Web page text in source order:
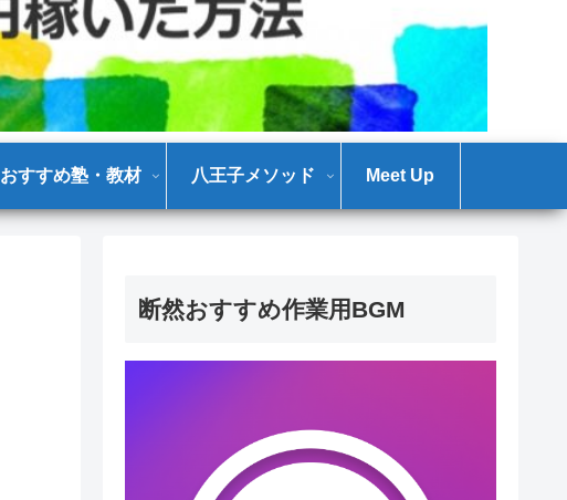
おすすめ塾・教材 八王子メソッド Meet Up
断然おすすめ作業用BGM